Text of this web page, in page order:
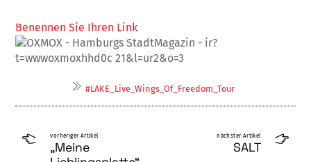
Benennen Sie Ihren Link
#LAKE_Live_Wings_Of_Freedom_Tour
vorheriger Artikel
„Meine
nächster Artikel
SALT